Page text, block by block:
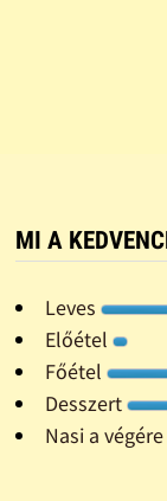
MI A
Leves
Előétel
Főétel
Desszert
Nasi a végére